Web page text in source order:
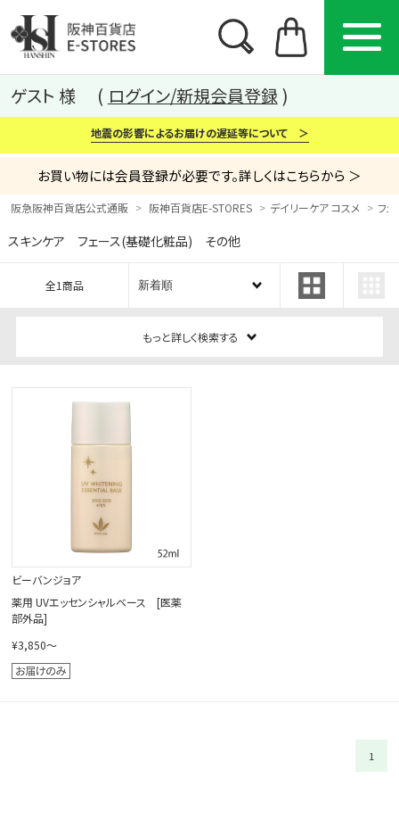
カテゴリー ブランド 特集
から探す
ゲスト 様 ログイン/新規会員登録
地震の影響によるお届けの遅延等について ＞
お買い物には会員登録が必要です。詳しくはこちらから ＞
阪急阪神百貨店公式通販 阪神百貨店E-STORES デイリーケア コスメ フ
スキンケア フェース(基礎化粧品) その他
全1商品
もっと詳しく検索する
ビーバンジョア
薬用 UVエッセンシャルベース [医薬
部外品]
¥3,850～
1